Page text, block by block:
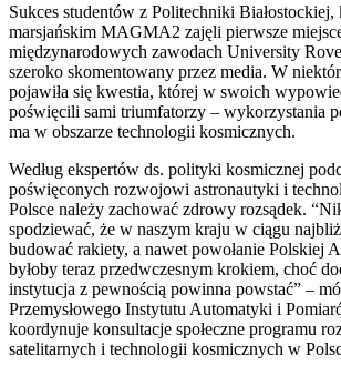
Sukces studentów z Politechniki Białostockiej,
marsjańskim MAGMA2 zajęli pierwsze
międzynarodowych zawodach University
szeroko skomentowany przez media. W
pojawiła się kwestia, której w swoich
poświęcili sami triumfatorzy – wykorzystania
ma w obszarze technologii kosmicznych.
Według ekspertów ds. polityki kosmicznej
poświęconych rozwojowi astronautyki i
Polsce należy zachować zdrowy rozsądek.
spodziewać, że w naszym kraju w ciągu
budować rakiety, a nawet powołanie Polskiej
byłoby teraz przedwczesnym krokiem, choć
instytucja z pewnością powinna powstać” –
Przemysłowego Instytutu Automatyki i
koordynuje konsultacje społeczne programu
satelitarnych i technologii kosmicznych w